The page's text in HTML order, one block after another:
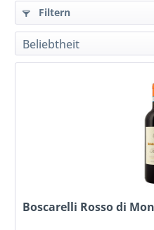
Filtern
Boscarelli Rosso di